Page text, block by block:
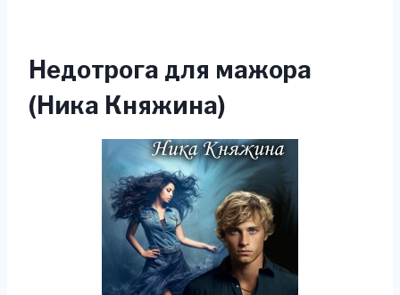
Недотрога для мажора
(Ника Княжина)